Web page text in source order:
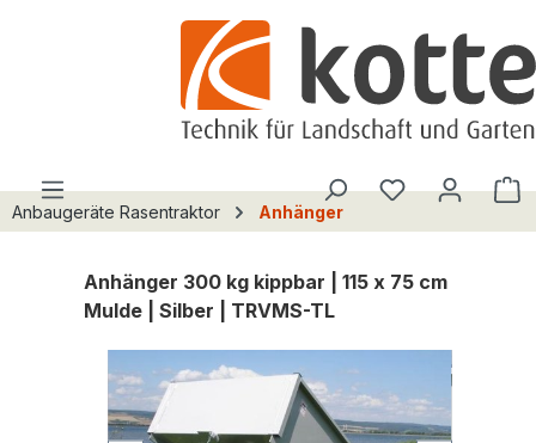
Du hast 0
Anbaugeräte Rasentraktor Anhänger
Anhänger 300 kg kippbar | 115 x 75 cm
Mulde | Silber | TRVMS-TL
Bildergalerie überspringen